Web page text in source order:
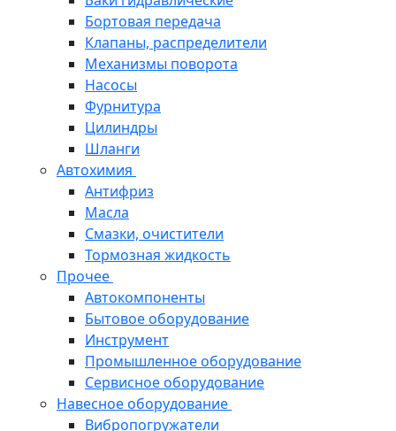
Бортовая передача
Клапаны, распределители
Механизмы поворота
Насосы
Фурнитура
Цилиндры
Шланги
Автохимия
Антифриз
Масла
Смазки, очистители
Тормозная жидкость
Прочее
Автокомпоненты
Бытовое оборудование
Инструмент
Промышленное оборудование
Сервисное оборудование
Навесное оборудование
Вибропогружатели